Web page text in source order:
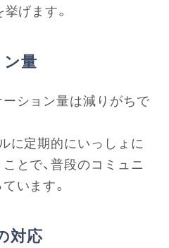
げます。
量
ション量は減りがちで
に定期的にいっしょに
とで、普段のコミュニ
います。
対応